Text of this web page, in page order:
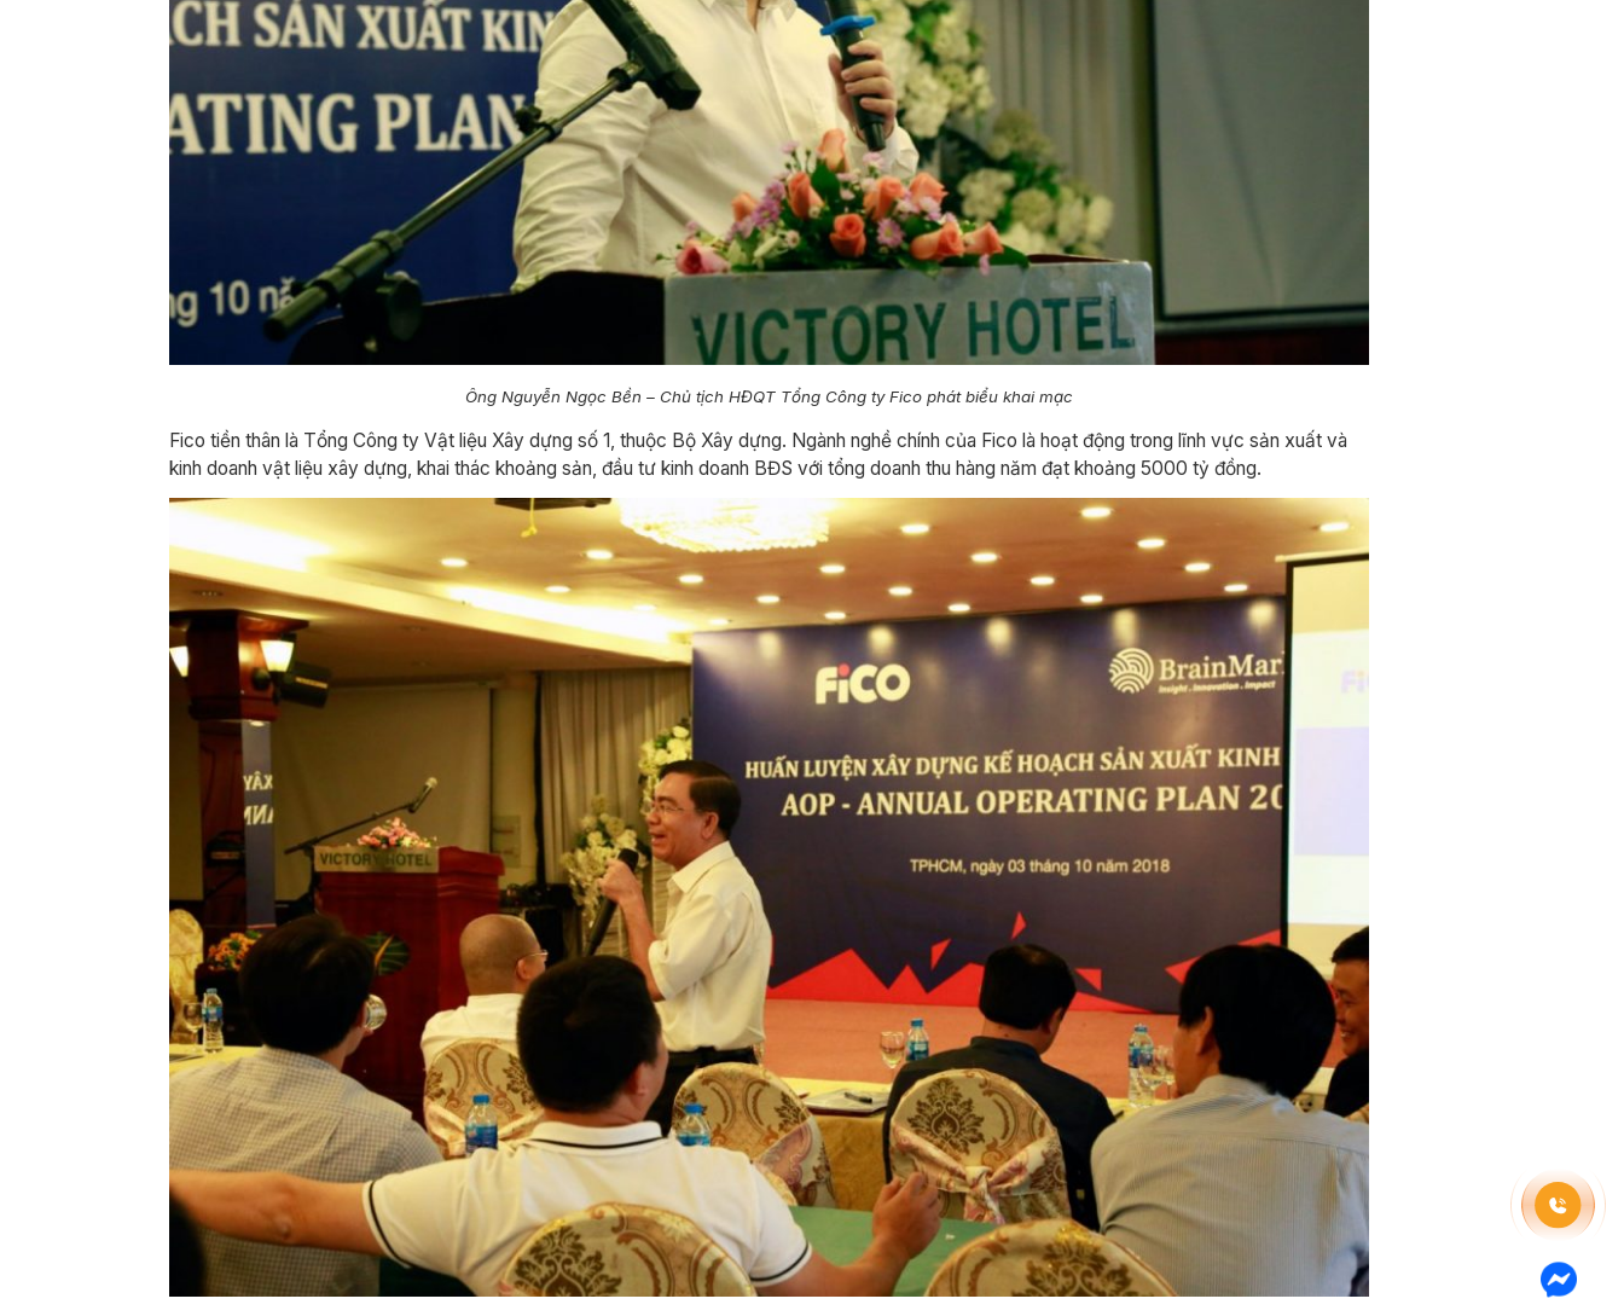
Ông Nguyễn Ngọc Bền – Chủ tịch HĐQT Tổng Công ty Fico phát biểu khai mạc
Fico tiền thân là Tổng Công ty Vật liệu Xây dựng số 1, thuộc Bộ Xây dựng. Ngành nghề chính của Fico là hoạt động trong lĩnh vực sản xuất và
kinh doanh vật liệu xây dựng, khai thác khoảng sản, đầu tư kinh doanh BĐS với tổng doanh thu hàng năm đạt khoảng 5000 tỷ đồng.